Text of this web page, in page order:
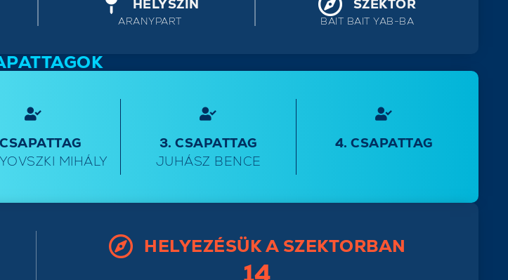
HELYSZÍN
ARANYPART
SZEKTOR
BAIT BAIT YAB-BA
MIHÁLY
3. CSAPATTAG
JUHÁSZ BENCE
4. CSAPATTAG
HELYEZÉSÜK A SZEKTORBAN
14